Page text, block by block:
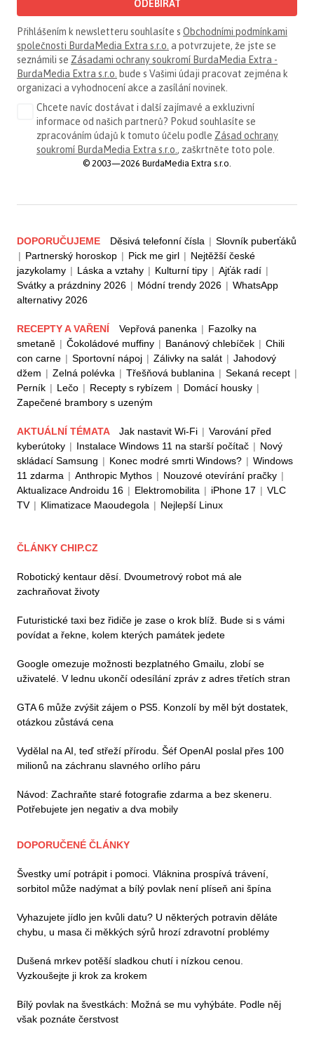
ODEBÍRAT
Přihlášením k newsletteru souhlasíte s Obchodními podmínkami
společnosti BurdaMedia Extra s.r.o. a potvrzujete, že jste se
seznámili se Zásadami ochrany soukromí BurdaMedia Extra -
BurdaMedia Extra s.r.o. bude s Vašimi údaji pracovat zejména k
organizaci a vyhodnocení akce a zasílání novinek.
Chcete navíc dostávat i další zajímavé a exkluzivní
informace od našich partnerů? Pokud souhlasíte se
zpracováním údajů k tomuto účelu podle Zásad ochrany
soukromí BurdaMedia Extra s.r.o. , zaškrtněte toto pole.
© 2003—2026 BurdaMedia Extra s.r.o.
DOPORUČUJEME Děsivá telefonní čísla | Slovník puberťáků
| Partnerský horoskop | Pick me girl | Nejtěžší české
jazykolamy | Láska a vztahy | Kulturní tipy | Ajťák radí |
Svátky a prázdniny 2026 | Módní trendy 2026 | WhatsApp
alternativy 2026
RECEPTY A VAŘENÍ Vepřová panenka | Fazolky na
smetaně | Čokoládové muffiny | Banánový chlebíček | Chili
con carne | Sportovní nápoj | Zálivky na salát | Jahodový
džem | Zelná polévka | Třešňová bublanina | Sekaná recept |
Perník | Lečo | Recepty s rybízem | Domácí housky |
Zapečené brambory s uzeným
AKTUÁLNÍ TÉMATA Jak nastavit Wi-Fi | Varování před
kyberútoky | Instalace Windows 11 na starší počítač | Nový
skládací Samsung | Konec modré smrti Windows? | Windows
11 zdarma | Anthropic Mythos | Nouzové otevírání pračky |
Aktualizace Androidu 16 | Elektromobilita | iPhone 17 | VLC
TV | Klimatizace Maoudegola | Nejlepší Linux
ČLÁNKY CHIP.CZ
Robotický kentaur děsí. Dvoumetrový robot má ale
zachraňovat životy
Futuristické taxi bez řidiče je zase o krok blíž. Bude si s vámi
povídat a řekne, kolem kterých památek jedete
Google omezuje možnosti bezplatného Gmailu, zlobí se
uživatelé. V lednu ukončí odesílání zpráv z adres třetích stran
GTA 6 může zvýšit zájem o PS5. Konzolí by měl být dostatek,
otázkou zůstává cena
Vydělal na AI, teď střeží přírodu. Šéf OpenAI poslal přes 100
milionů na záchranu slavného orlího páru
Návod: Zachraňte staré fotografie zdarma a bez skeneru.
Potřebujete jen negativ a dva mobily
DOPORUČENÉ ČLÁNKY
Švestky umí potrápit i pomoci. Vláknina prospívá trávení,
sorbitol může nadýmat a bílý povlak není plíseň ani špína
Vyhazujete jídlo jen kvůli datu? U některých potravin děláte
chybu, u masa či měkkých sýrů hrozí zdravotní problémy
Dušená mrkev potěší sladkou chutí i nízkou cenou.
Vyzkoušejte ji krok za krokem
Bílý povlak na švestkách: Možná se mu vyhýbáte. Podle něj
však poznáte čerstvost